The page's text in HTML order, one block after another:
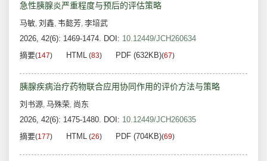
急性胰腺炎严重程度与预后的评估策略
马敏, 刘鑫, 韦懿芳, 李培武
2026, 42(6): 1469-1474. DOI: 10.12449/JCH260634
摘要(147) HTML (83) PDF (632KB)(67)
胰腺疾病治疗药物联合应用协同作用的评价方法与策略
刘书源, 马殊荣, 尚东
2026, 42(6): 1475-1480. DOI: 10.12449/JCH260635
摘要(177) HTML (26) PDF (704KB)(69)